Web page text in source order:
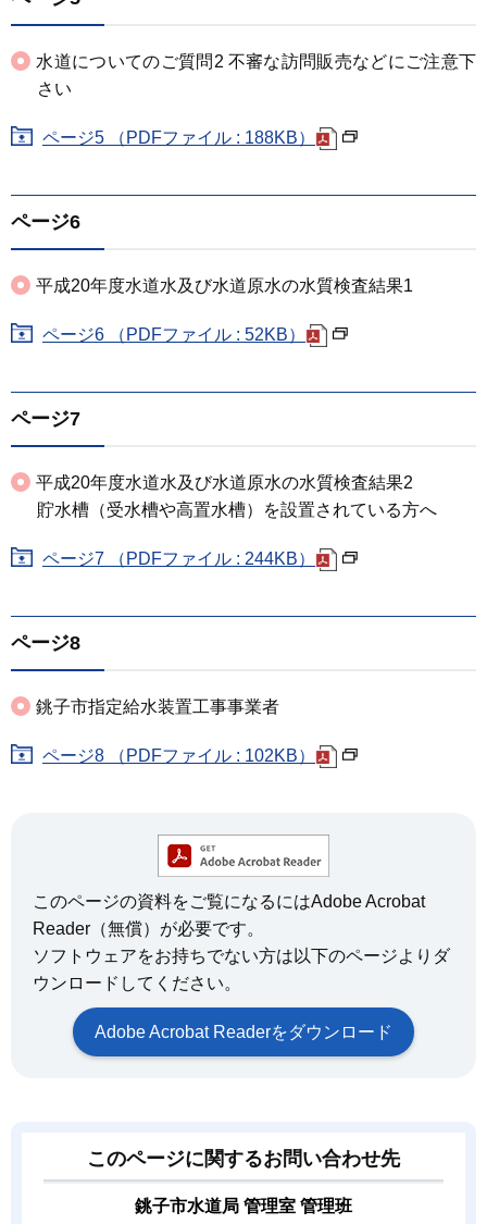
水道についてのご質問2 不審な訪問販売などにご注意下
さい
ページ5 （PDFファイル : 188KB）
ページ6
平成20年度水道水及び水道原水の水質検査結果1
ページ6 （PDFファイル : 52KB）
ページ7
平成20年度水道水及び水道原水の水質検査結果2
貯水槽（受水槽や高置水槽）を設置されている方へ
ページ7 （PDFファイル : 244KB）
ページ8
銚子市指定給水装置工事事業者
ページ8 （PDFファイル : 102KB）
このページの資料をご覧になるにはAdobe Acrobat
Reader（無償）が必要です。
ソフトウェアをお持ちでない方は以下のページよりダ
ウンロードしてください。
Adobe Acrobat Readerをダウンロード
このページに関するお問い合わせ先
銚子市水道局 管理室 管理班